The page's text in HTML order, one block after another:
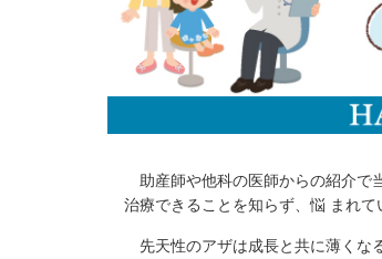
助産師や他科の医師からの紹介で
治療できることを知らず、悩 まれて
先天性のアザは成長と共に薄くな